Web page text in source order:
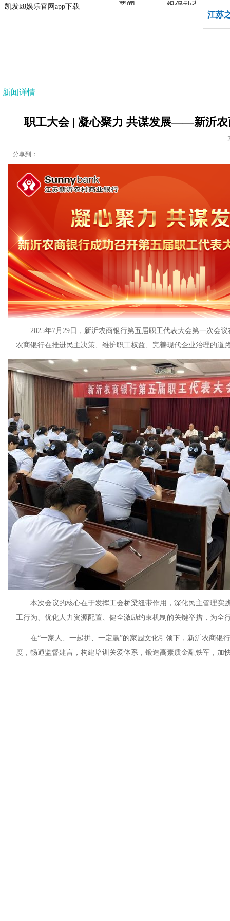
凯发k8娱乐官网app下载
凯发k8娱乐官网app下载
要闻 银保动态
江苏
新闻详情
职工大会 | 凝心聚力 共谋发展——新沂农
分享到：
2025年7月29日，新沂农商银行第五届职工代表大会第一次会
农商银行在推进民主决策、维护职工权益、完善现代企业治理的道
本次会议的核心在于发挥工会桥梁纽带作用，深化民主管理
工行为、优化人力资源配置、健全激励约束机制的关键举措，为
在“一家人、一起拼、一定赢”的家园文化引领下，新沂农商银
度，畅通监督建言，构建培训关爱体系，锻造高素质金融铁军，加